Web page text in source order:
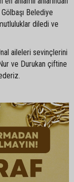
Belediye
diledi ve
aileleri sevinçlerini
ve Durukan çiftine